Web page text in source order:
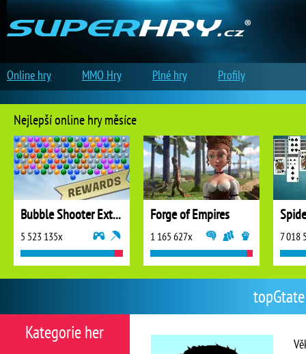
Kategorie her
Nejlepší online hry měsíce
Bubble Shooter Extreme
5 523 135x
Forge of Empires
1 165 627x 7 018
Online hry MMO Hry Plné hry Profily